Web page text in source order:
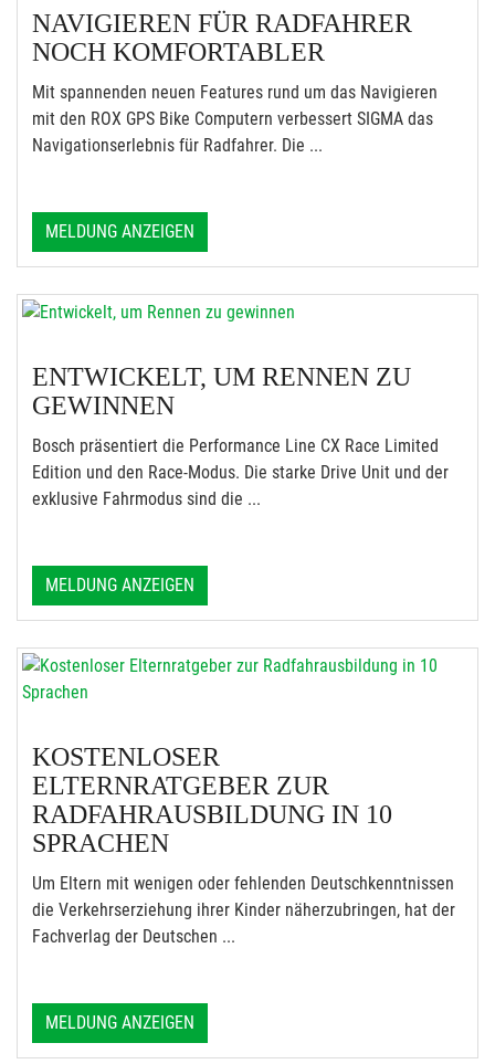
NAVIGIEREN FÜR RADFAHRER
NOCH KOMFORTABLER
Mit spannenden neuen Features rund um das Navigieren
mit den ROX GPS Bike Computern verbessert SIGMA das
Navigationserlebnis für Radfahrer. Die ...
MELDUNG ANZEIGEN
ENTWICKELT, UM RENNEN ZU
GEWINNEN
Bosch präsentiert die Performance Line CX Race Limited
Edition und den Race-Modus. Die starke Drive Unit und der
exklusive Fahrmodus sind die ...
MELDUNG ANZEIGEN
KOSTENLOSER
ELTERNRATGEBER ZUR
RADFAHRAUSBILDUNG IN 10
SPRACHEN
Um Eltern mit wenigen oder fehlenden Deutschkenntnissen
die Verkehrserziehung ihrer Kinder näherzubringen, hat der
Fachverlag der Deutschen ...
MELDUNG ANZEIGEN